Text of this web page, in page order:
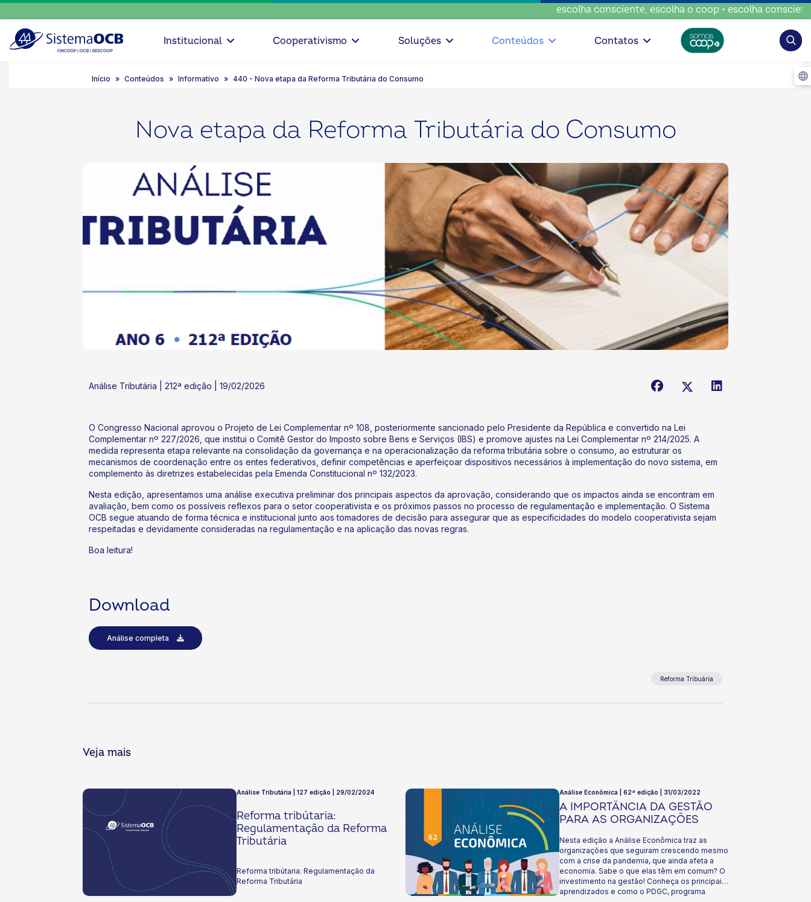
escolha consciente, escolha o coop • escolha consciente,
Institucional Cooperativismo Soluções Conteúdos Contatos
Início Conteúdos Informativo 440 - Nova etapa da Reforma Tributária do Consumo
Nova etapa da Reforma Tributária do Consumo
Análise Tributária | 212ª edição | 19/02/2026
O Congresso Nacional aprovou o Projeto de Lei Complementar nº 108, posteriormente sancionado pelo Presidente da República e convertido na Lei
Complementar nº 227/2026, que institui o Comitê Gestor do Imposto sobre Bens e Serviços (IBS) e promove ajustes na Lei Complementar nº 214/2025. A
medida representa etapa relevante na consolidação da governança e na operacionalização da reforma tributária sobre o consumo, ao estruturar os
mecanismos de coordenação entre os entes federativos, definir competências e aperfeiçoar dispositivos necessários à implementação do novo sistema, em
complemento às diretrizes estabelecidas pela Emenda Constitucional nº 132/2023.
Nesta edição, apresentamos uma análise executiva preliminar dos principais aspectos da aprovação, considerando que os impactos ainda se encontram em
avaliação, bem como os possíveis reflexos para o setor cooperativista e os próximos passos no processo de regulamentação e implementação. O Sistema
OCB segue atuando de forma técnica e institucional junto aos tomadores de decisão para assegurar que as especificidades do modelo cooperativista sejam
respeitadas e devidamente consideradas na regulamentação e na aplicação das novas regras.
Boa leitura!
Download
Análise completa
Reforma Tribuária
Veja mais
Análise Tributária | 127 edição | 29/02/2024
Reforma tribútaria:
Regulamentação da Reforma
Tributária
Reforma tribútaria: Regulamentação da
Reforma Tributária
Análise Econômica | 62ª edição | 31/03/2022
A IMPORTÂNCIA DA GESTÃO
PARA AS ORGANIZAÇÕES
Nesta edição a Análise Econômica traz as
organizações que seguiram crescendo mesmo
com a crise da pandemia, que ainda afeta a
economia. Sabe o que elas têm em comum? O
investimento na gestão! Conheça os principais
aprendizados e como o PDGC, programa